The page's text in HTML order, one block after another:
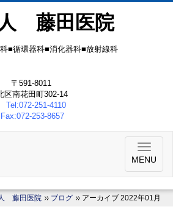
藤田医院
■循環器科■消化器科■放射線科
〒591-8011
区南花田町302-14
Tel:072-251-4110
Fax:072-253-8657
MENU
藤田医院 ブログ アーカイブ 2022年01月